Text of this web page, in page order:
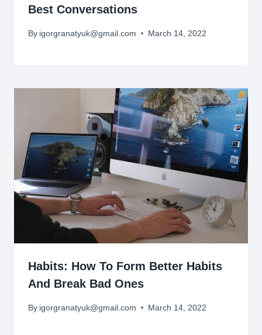
Best Conversations
By igorgranatyuk@gmail.com March 14, 2022
Habits: How To Form Better Habits
And Break Bad Ones
By igorgranatyuk@gmail.com March 14, 2022